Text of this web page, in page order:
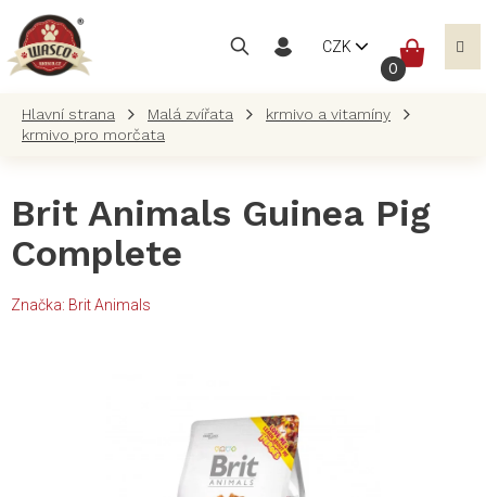
obsah
CZK
Malá zvířata
krmivo a vitamíny
krmivo pro morčata
Brit Animals Guinea Pig
Complete
Značka: Brit Animals